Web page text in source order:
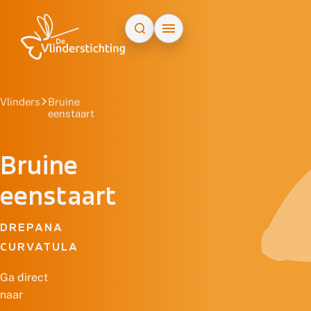
Vlinders
Bruine
eenstaart
Bruine
eenstaart
DREPANA
CURVATULA
Ga direct
naar